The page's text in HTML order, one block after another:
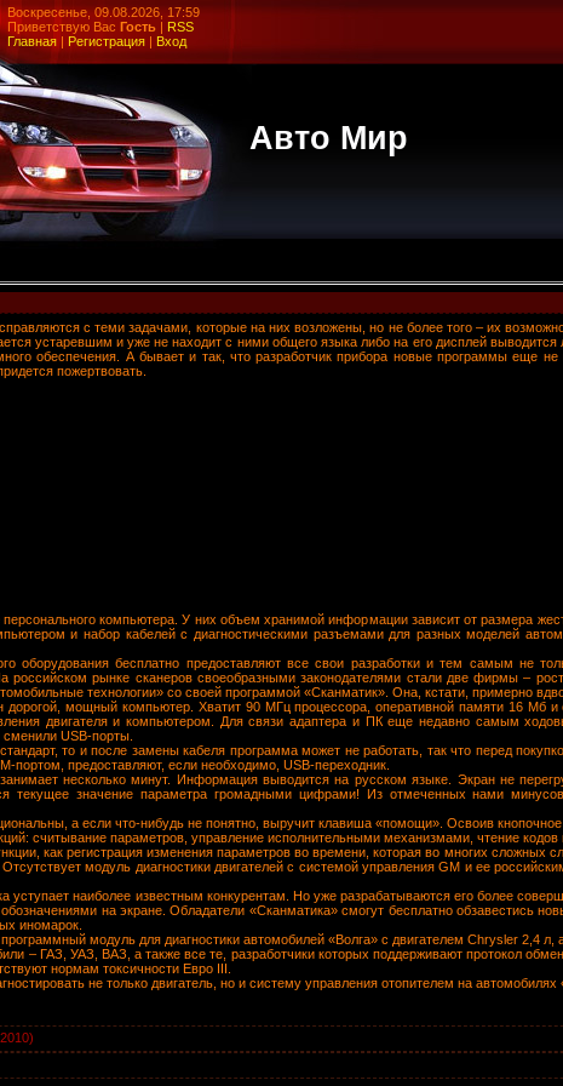
Воскресенье, 09.08.2026, 17:59
Приветствую Вас Гость | RSS
Главная | Регистрация | Вход
Авто Мир
с теми задачами, которые на них возложены, но не более того – их
устаревшим и уже не находит с ними общего языка либо на его дисплей
обеспечения. А бывает и так, что разработчик прибора новые программы еще
пожертвовать.
персонального компьютера. У них объем хранимой информации зависит от размера
и набор кабелей с диагностическими разъемами для разных моделей
оборудования бесплатно предоставляют все свои разработки и тем самым не
российском рынке сканеров своеобразными законодателями стали две фирмы –
технологии» со своей программой «Сканматик». Она, кстати, примерно
дорогой, мощный компьютер. Хватит 90 МГц процессора, оперативной памяти 16 Мб
двигателя и компьютером. Для связи адаптера и ПК еще недавно самым
USB-порты.
то и после замены кабеля программа может не работать, так что перед
портом, предоставляют, если необходимо, USB-переходник.
несколько минут. Информация выводится на русском языке. Экран не
текущее значение параметра громадными цифрами! Из отмеченных нами
а если что-нибудь не понятно, выручит клавиша «помощи». Освоив
считывание параметров, управление исполнительными механизмами, чтение кодов
как регистрация изменения параметров во времени, которая во многих сложных
модуль диагностики двигателей с системой управления GM и ее
уступает наиболее известным конкурентам. Но уже разрабатываются его более
на экране. Обладатели «Сканматика» смогут бесплатно обзавестись
иномарок.
модуль для диагностики автомобилей «Волга» с двигателем Chrysler 2,4
– ГАЗ, УАЗ, ВАЗ, а также все те, разработчики которых поддерживают протокол
нормам токсичности Евро III.
не только двигатель, но и систему управления отопителем на автомобилях